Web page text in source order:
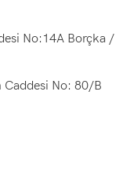
No:14A Borçka /
Caddesi No: 80/B